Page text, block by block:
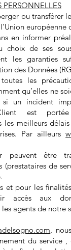
ou transférer
en informer
choix de ses
les garanties
des Données
les
qu’elles ne
si un incident
est
les meilleurs
Par ailleurs
peuvent être
(prestataires de
pour les
accès aux
agents de notre
,
du service